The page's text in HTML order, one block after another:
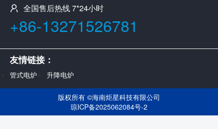
全国售后热线 7*24小时
+86-13271526781
友情链接：
管式电炉 升降电炉
版权所有 ©海南炬星科技有限公司
琼ICP备2025062084号-2